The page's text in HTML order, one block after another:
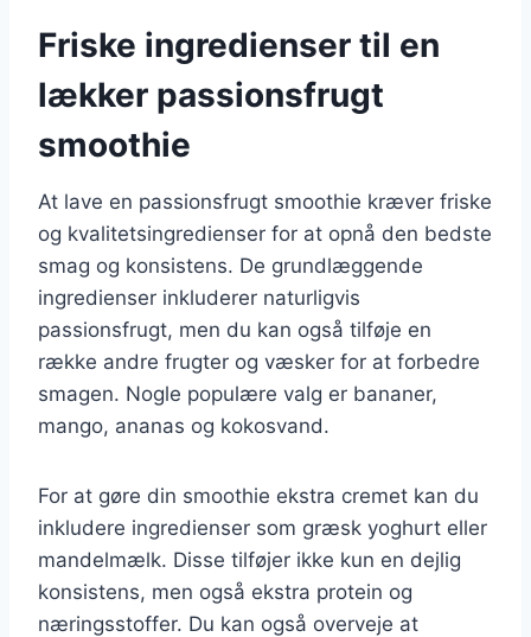
Friske ingredienser til en
lækker passionsfrugt
smoothie
At lave en passionsfrugt smoothie kræver friske
og kvalitetsingredienser for at opnå den bedste
smag og konsistens. De grundlæggende
ingredienser inkluderer naturligvis
passionsfrugt, men du kan også tilføje en
række andre frugter og væsker for at forbedre
smagen. Nogle populære valg er bananer,
mango, ananas og kokosvand.
For at gøre din smoothie ekstra cremet kan du
inkludere ingredienser som græsk yoghurt eller
mandelmælk. Disse tilføjer ikke kun en dejlig
konsistens, men også ekstra protein og
næringsstoffer. Du kan også overveje at